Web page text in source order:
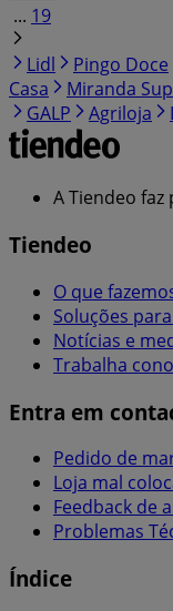
... 19
Lidl
Pingo Doce
Casa
Miranda
GALP
Agriloja
A Tiendeo
Tiendeo
O que
Soluções
Notícias e
Trabalha
Entra em
Pedido de
Loja mal
Feedback de
Problemas
Índice